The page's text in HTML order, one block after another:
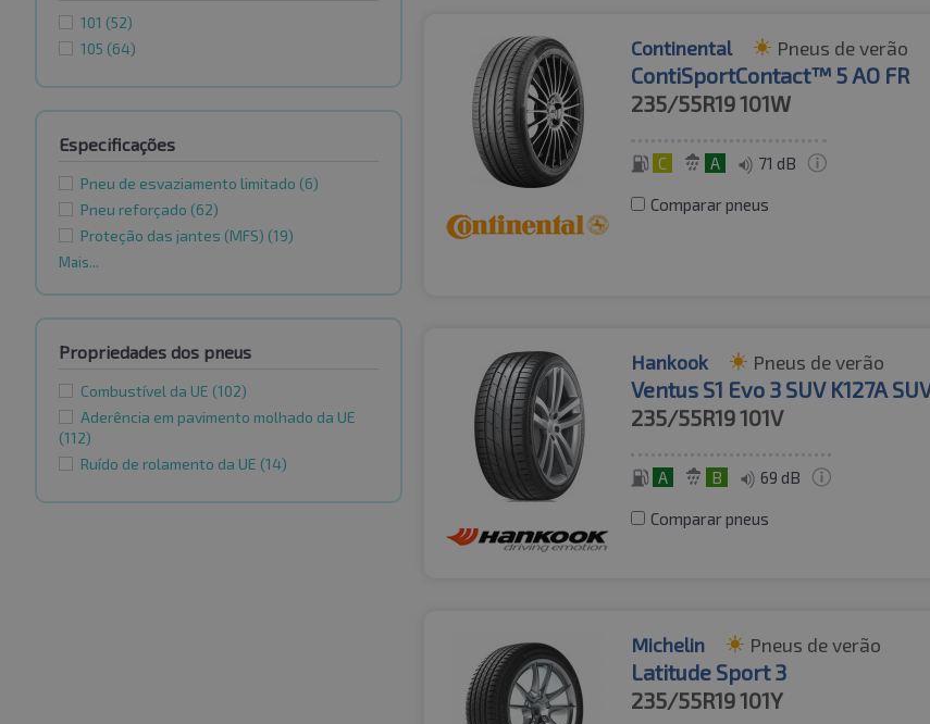
101 (52)
105 (64)
Especificações
Pneu de esvaziamento limitado (6)
Pneu reforçado (62)
Proteção das jantes (MFS) (19)
Mais...
Propriedades dos pneus
Combustível da UE (102)
Aderência em pavimento molhado da UE
(112)
Ruído de rolamento da UE (14)
Continental Pneus de verão
ContiSportContact™ 5 AO FR
235/55R19101W
C A 71 dB
Comparar pneus
Hankook Pneus de verão
Ventus S1 Evo 3 SUV K127A
235/55R19101V
A B 69 dB
Comparar pneus
Michelin Pneus de verão
Latitude Sport 3
235/55R19101Y